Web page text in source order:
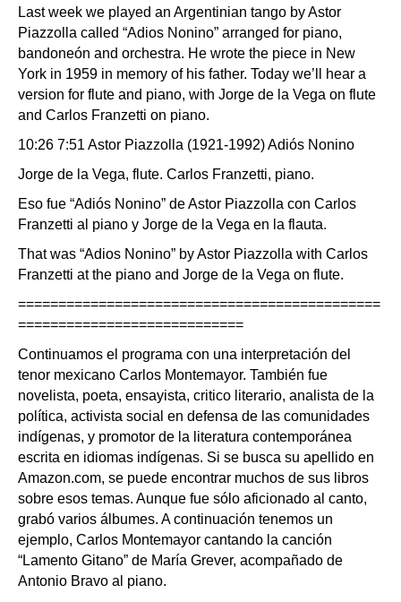
Last week we played an Argentinian tango by Astor
Piazzolla called “Adios Nonino” arranged for piano,
bandoneón and orchestra. He wrote the piece in New
York in 1959 in memory of his father. Today we’ll hear a
version for flute and piano, with Jorge de la Vega on flute
and Carlos Franzetti on piano.
10:26 7:51 Astor Piazzolla (1921-1992) Adiós Nonino
Jorge de la Vega, flute. Carlos Franzetti, piano.
Eso fue “Adiós Nonino” de Astor Piazzolla con Carlos
Franzetti al piano y Jorge de la Vega en la flauta.
That was “Adios Nonino” by Astor Piazzolla with Carlos
Franzetti at the piano and Jorge de la Vega on flute.
=============================================
============================
Continuamos el programa con una interpretación del
tenor mexicano Carlos Montemayor. También fue
novelista, poeta, ensayista, critico literario, analista de la
política, activista social en defensa de las comunidades
indígenas, y promotor de la literatura contemporánea
escrita en idiomas indígenas. Si se busca su apellido en
Amazon.com, se puede encontrar muchos de sus libros
sobre esos temas. Aunque fue sólo aficionado al canto,
grabó varios álbumes. A continuación tenemos un
ejemplo, Carlos Montemayor cantando la canción
“Lamento Gitano” de María Grever, acompañado de
Antonio Bravo al piano.